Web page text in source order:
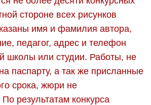
стороне всех рисунков
имя и фамилия автора,
педагог, адрес и телефон
школы или студии. Работы, не
паспарту, а так же присланные
срока, жюри не
По результатам конкурса